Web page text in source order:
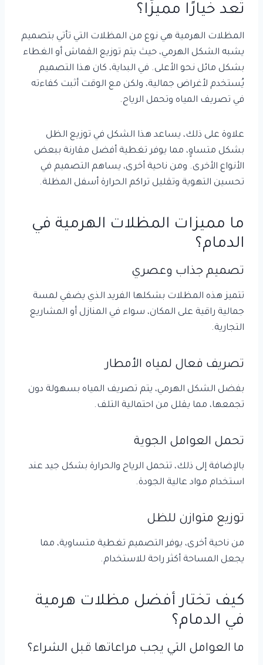
تُعد خيارًا مميزًا؟
المظلات الهرمية هي نوع من المظلات التي تأتي بتصميم
يشبه الشكل الهرمي، حيث يتم توزيع القماش أو الغطاء
بشكل مائل نحو الأعلى. في البداية، كان هذا التصميم
يُستخدم لأغراض جمالية، ولكن مع الوقت أثبت كفاءته
في تصريف المياه وتحمل الرياح.
علاوة على ذلك، يساعد هذا الشكل في توزيع الظل
بشكل متساوٍ، مما يوفر تغطية أفضل مقارنة ببعض
الأنواع الأخرى. ومن ناحية أخرى، يساهم التصميم في
تحسين التهوية وتقليل تراكم الحرارة أسفل المظلة.
ما مميزات المظلات الهرمية في
الدمام؟
تصميم جذاب وعصري
تتميز هذه المظلات بشكلها الفريد الذي يضفي لمسة
جمالية راقية على المكان، سواء في المنازل أو المشاريع
التجارية.
تصريف فعال لمياه الأمطار
بفضل الشكل الهرمي، يتم تصريف المياه بسهولة دون
تجمعها، مما يقلل من احتمالية التلف.
تحمل العوامل الجوية
بالإضافة إلى ذلك، تتحمل الرياح والحرارة بشكل جيد عند
استخدام مواد عالية الجودة.
توزيع متوازن للظل
من ناحية أخرى، يوفر التصميم تغطية متساوية، مما
يجعل المساحة أكثر راحة للاستخدام.
كيف تختار أفضل مظلات هرمية
في الدمام؟
ما العوامل التي يجب مراعاتها قبل الشراء؟